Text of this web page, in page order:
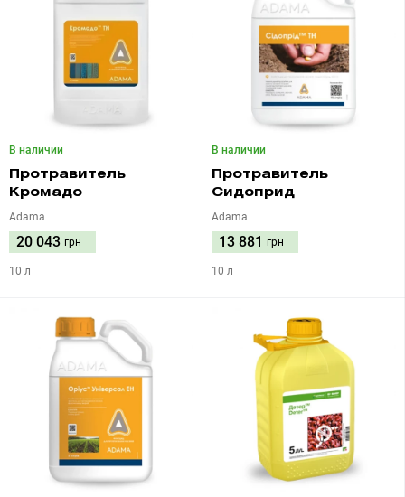
В наличии
Протравитель
Кромадо
Adama
20 043 грн
10 л
В наличии
Протравитель
Сидоприд
Adama
13 881 грн
10 л